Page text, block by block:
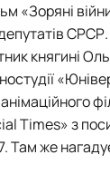
«Зоряні
депутатів
княгині
Times» з
Там же